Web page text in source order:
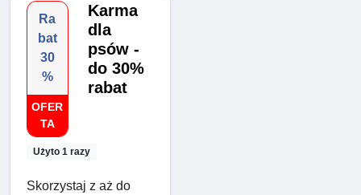
Ra
bat
30
%
OFER
TA
Użyto 1 razy
Karma
dla
psów -
do 30%
rabat
Skorzystaj z aż do